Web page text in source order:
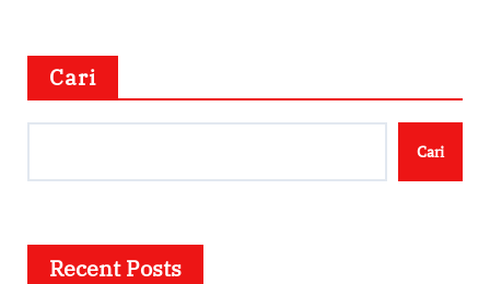
Cari
Cari
Recent Posts